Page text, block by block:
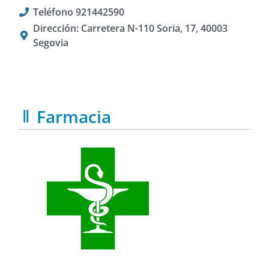
Teléfono 921442590
Dirección: Carretera N-110 Soria, 17, 40003
Segovia
Farmacia